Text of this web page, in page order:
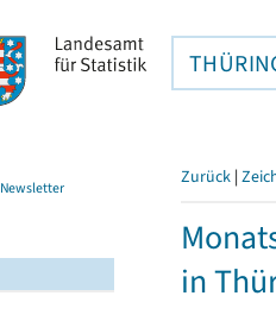
Newsletter Zurück |
in